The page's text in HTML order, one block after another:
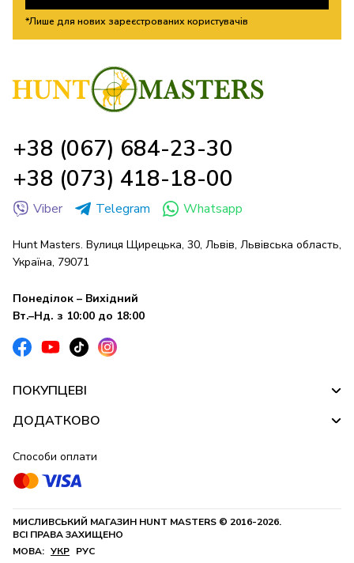
*Лише для нових зареєстрованих користувачів
+38 (067) 684-23-30
+38 (073) 418-18-00
Viber Telegram Whatsapp
Hunt Masters. Вулиця Щирецька, 30, Львів, Львівська область,
Україна, 79071
Понеділок – Вихідний
Вт.–Нд. з 10:00 до 18:00
ПОКУПЦЕВІ
ДОДАТКОВО
Способи оплати
МИСЛИВСЬКИЙ МАГАЗИН HUNT MASTERS © 2016-2026.
ВСІ ПРАВА ЗАХИЩЕНО
МОВА: УКР РУС